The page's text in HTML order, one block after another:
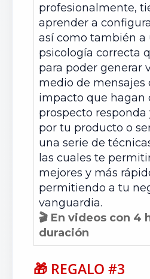
profesionalmente,
aprender a
así como también a
psicología correcta
para poder generar
medio de mensajes
impacto que hagan
prospecto responda
por tu producto o
una serie de
las cuales te
mejores y más
permitiendo a tu
vanguardia.
🎬 En videos con 4
duración
🎁 REGALO #3